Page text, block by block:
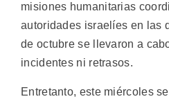
misiones humanitarias
autoridades israelíes en las
de octubre se llevaron a
incidentes ni retrasos.
Entretanto, este miércoles